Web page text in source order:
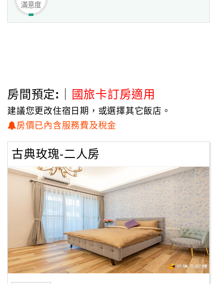
滿意度
房間預定:｜ 國旅卡訂房適用
建議您更改住宿日期，或選擇其它飯店。
房價已內含服務費及稅金
古典玫瑰-二人房